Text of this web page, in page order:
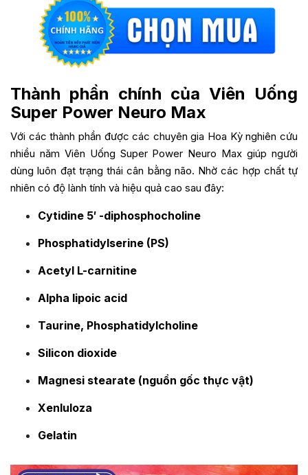
Thành phần chính của Viên Uống
Super Power Neuro Max
Với các thành phần được các chuyên gia Hoa Kỳ nghiên cứu
nhiều năm Viên Uống Super Power Neuro Max giúp người
dùng luôn đạt trạng thái cân bằng não. Nhờ các hợp chất tự
nhiên có độ lành tính và hiệu quả cao sau đây:
Cytidine 5′ -diphosphocholine
Phosphatidylserine (PS)
Acetyl L-carnitine
Alpha lipoic acid
Taurine, Phosphatidylcholine
Silicon dioxide
Magnesi stearate (nguồn gốc thực vật)
Xenluloza
Gelatin